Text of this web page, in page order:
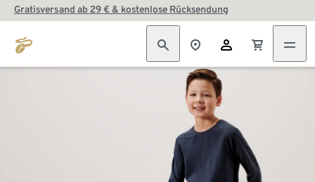
Gratisversand ab 29 € & kostenlose Rücksendung